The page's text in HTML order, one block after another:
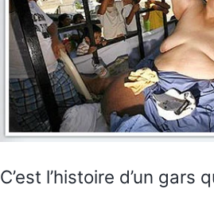
C’est l’histoire d’un gars